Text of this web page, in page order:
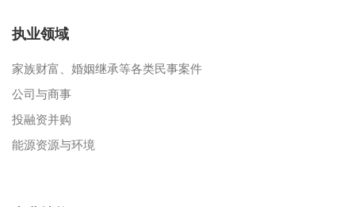
执业领域
家族财富、婚姻继承等各类民事案件
公司与商事
投融资并购
能源资源与环境